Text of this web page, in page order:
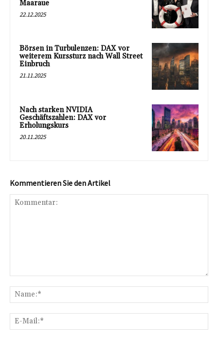
Maaraue
22.12.2025
Börsen in Turbulenzen: DAX vor
weiterem Kurssturz nach Wall Street
Einbruch
21.11.2025
Nach starken NVIDIA
Geschäftszahlen: DAX vor
Erholungskurs
20.11.2025
Kommentieren Sie den Artikel